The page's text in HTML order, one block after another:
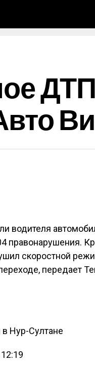
водителя
правонарушения.
скоростной
передает
в Нур-Султане